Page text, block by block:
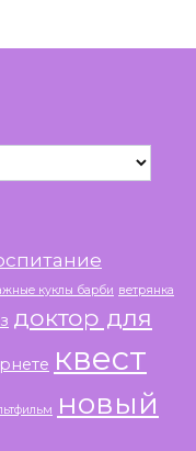
куклы барби ветрянка
доктор для
квест
новый